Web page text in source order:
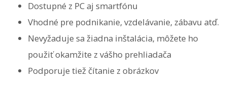
Dostupné z PC aj smartfónu
Vhodné pre podnikanie, vzdelávanie, zábavu atď.
Nevyžaduje sa žiadna inštalácia, môžete ho
použiť okamžite z vášho prehliadača
Podporuje tiež čítanie z obrázkov